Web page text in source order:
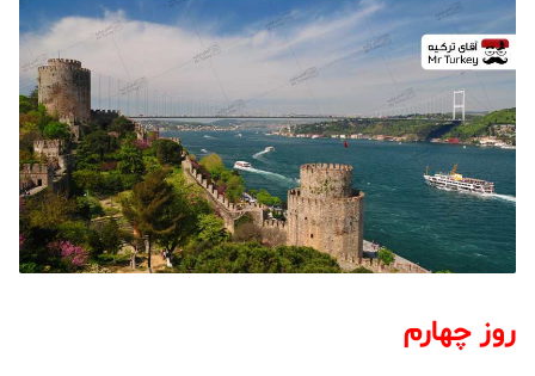
روز چهارم